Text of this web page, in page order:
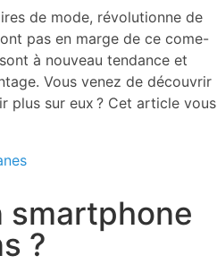
de mode, révolutionne de
pas en marge de ce come-
à nouveau tendance et
Vous venez de découvrir
plus sur eux ? Cet article vous
smartphone
?